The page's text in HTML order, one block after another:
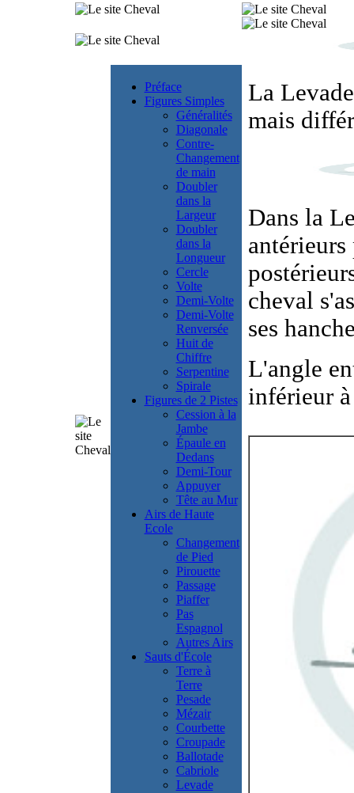
Préface
Figures Simples
Généralités
Diagonale
Contre-
Changement
de main
Doubler
dans la
Largeur
Doubler
dans la
Longueur
Cercle
Volte
Demi-Volte
Demi-Volte
Renversée
Huit de
Chiffre
Serpentine
Spirale
Figures de 2 Pistes
Cession à la
Jambe
Épaule en
Dedans
Demi-Tour
Appuyer
Tête au Mur
Airs de Haute
Ecole
Changement
de Pied
Pirouette
Passage
Piaffer
Pas
Espagnol
Autres Airs
Sauts d'École
Terre à
Terre
Pesade
Mézair
Courbette
Croupade
Ballotade
Cabriole
Levade
La
mais
Dans la
antérieurs
cheval
ses
L'angle
inférieur à